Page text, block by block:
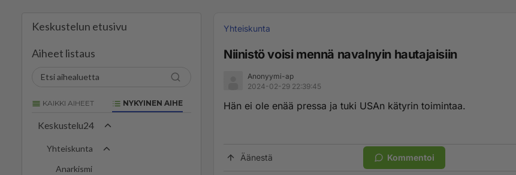
Keskustelun etusivu
Aiheet listaus
KAIKKI AIHEET NYKYINEN AIHE
Keskustelu24
Yhteiskunta
Anarkismi
Yhteiskunta
Niinistö voisi mennä navalnyin hautajaisiin
Anonyymi-ap
2024-02-29 22:39:45
Hän ei ole enää pressa ja tuki USAn kätyrin toimintaa.
Äänestä Kommentoi